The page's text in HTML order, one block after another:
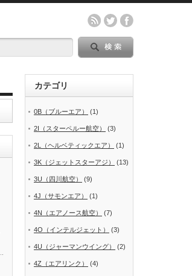
カテゴリ
0B（ブルーエア） (1)
2I（スターペルー航空） (3)
2L（ヘルベティックエア） (1)
3K（ジェットスターアジ） (13)
3U（四川航空） (9)
4J（サモンエア） (1)
4N（エアノース航空） (7)
4O（インテルジェット） (3)
4U（ジャーマンウイング） (2)
4Z（エアリンク） (4)